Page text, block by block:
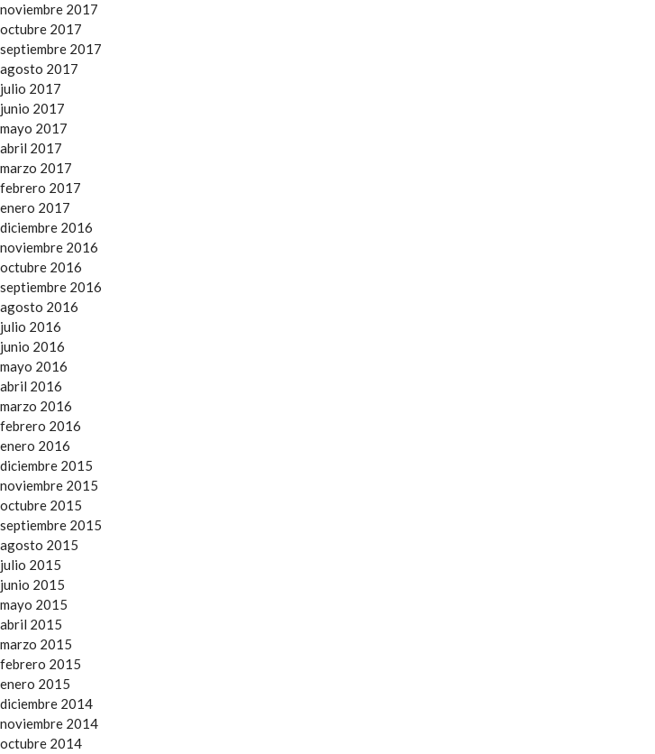
noviembre 2017
octubre 2017
septiembre 2017
agosto 2017
julio 2017
junio 2017
mayo 2017
abril 2017
marzo 2017
febrero 2017
enero 2017
diciembre 2016
noviembre 2016
octubre 2016
septiembre 2016
agosto 2016
julio 2016
junio 2016
mayo 2016
abril 2016
marzo 2016
febrero 2016
enero 2016
diciembre 2015
noviembre 2015
octubre 2015
septiembre 2015
agosto 2015
julio 2015
junio 2015
mayo 2015
abril 2015
marzo 2015
febrero 2015
enero 2015
diciembre 2014
noviembre 2014
octubre 2014